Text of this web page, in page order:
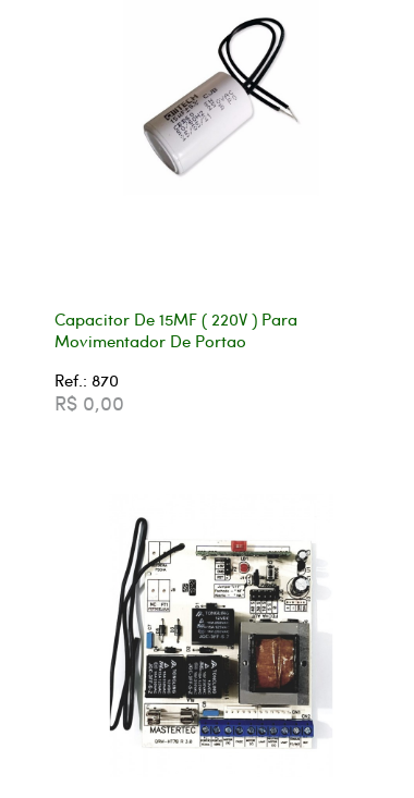
Capacitor De 15MF ( 220V ) Para
Movimentador De Portao
Ref.: 870
R$ 0,00